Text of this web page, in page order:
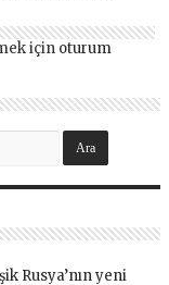
için oturum
Rusya’nın yeni